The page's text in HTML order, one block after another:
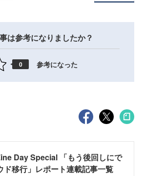
は参考になりましたか？
0 参考になった
Day Special 「もう後回しにで
ド移行」レポート連載記事一覧